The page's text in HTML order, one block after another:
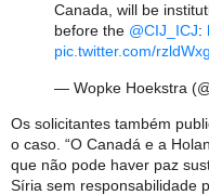
Canada, will be
before the @CIJ_ICJ:
pic.twitter.com/
— Wopke Hoekstra
Os solicitantes também
o caso. “O Canadá e a
que não pode haver paz
Síria sem responsabilidade